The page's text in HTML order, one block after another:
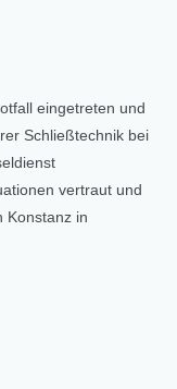
eingetreten und
Schließtechnik bei
vertraut und
Konstanz in